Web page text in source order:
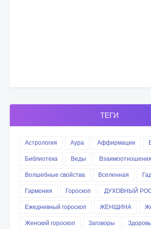
ТЕГИ
Астрология Аура Аффирмации
Библиотека
Веды
Взаимоотношения
Волшебные свойства
Вселенная
Гармония
Гороскоп ДУХОВНЫЙ
Ежедневный гороскоп
ЖЕНЩИНА
Женский гороскоп
Заговоры